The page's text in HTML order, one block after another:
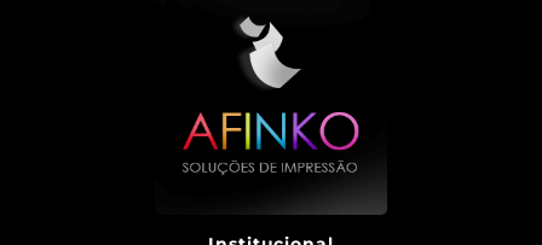
Empresas de Outsourcing de Impressão
Impressoras Multifuncionais Locação
Locação de Impressora
Locação de Impressoras Térmicas
Locação de Impressoras Valor
Outsourcing de Impressão Preço
Outsourcing de Impressoras
Serviço de Aluguel de Impressora